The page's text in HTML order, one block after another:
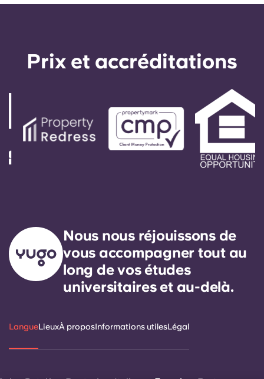
Prix ​​et accréditations
Nous nous réjouissons de
vous accompagner tout au
long de vos études
universitaires et au-delà.
LangueLieuxÀ proposInformations utilesLégal